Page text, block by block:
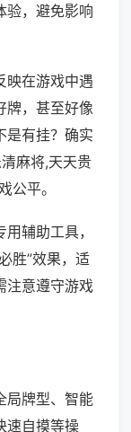
验，避免影响
映在游戏中遇
牌，甚至好像
是有挂？确实
麻将,天天贵
公平。
辅助工具，
胜”效果，适
注意遵守游戏
局牌型、智能
速自摸等操